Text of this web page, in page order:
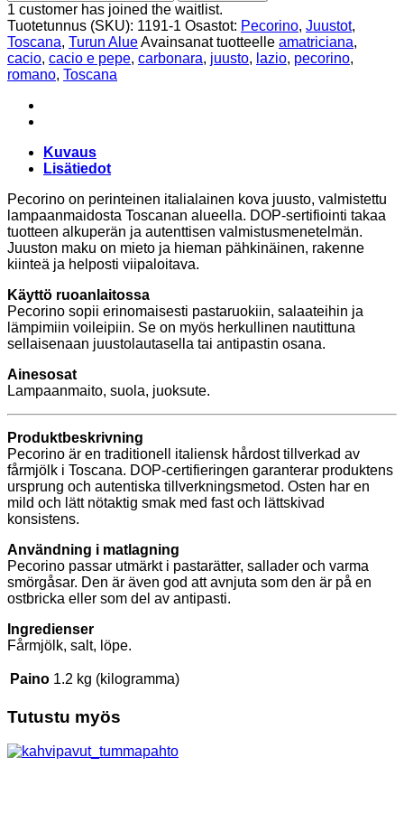
1 customer has joined the waitlist.
Tuotetunnus (SKU): 1191-1 Osastot: Pecorino, Juustot,
Toscana, Turun AlueAvainsanat tuotteelle amatriciana,
cacio, cacio e pepe, carbonara, juusto, lazio, pecorino,
romano, Toscana
Kuvaus
Lisätiedot
Pecorino on perinteinen italialainen kova juusto, valmistettu
lampaanmaidosta Toscanan alueella. DOP-sertifiointi takaa
tuotteen alkuperän ja autenttisen valmistusmenetelmän.
Juuston maku on mieto ja hieman pähkinäinen, rakenne
kiinteä ja helposti viipaloitava.
Käyttö ruoanlaitossa
Pecorino sopii erinomaisesti pastaruokiin, salaateihin ja
lämpimiin voileipiin. Se on myös herkullinen nautittuna
sellaisenaan juustolautasella tai antipastin osana.
Ainesosat
Lampaanmaito, suola, juoksute.
Produktbeskrivning
Pecorino är en traditionell italiensk hårdost tillverkad av
fårmjölk i Toscana. DOP-certifieringen garanterar produktens
ursprung och autentiska tillverkningsmetod. Osten har en
mild och lätt nötaktig smak med fast och lättskivad
konsistens.
Användning i matlagning
Pecorino passar utmärkt i pastarätter, sallader och varma
smörgåsar. Den är även god att avnjuta som den är på en
ostbricka eller som del av antipasti.
Ingredienser
Fårmjölk, salt, löpe.
Paino 1.2 kg (kilogramma)
Tutustu myös